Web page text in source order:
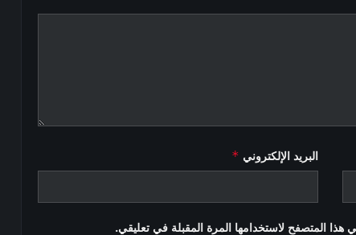
البريد الإلكتروني *
هذا المتصفح لاستخدامها المرة المقبلة في تعليقي.